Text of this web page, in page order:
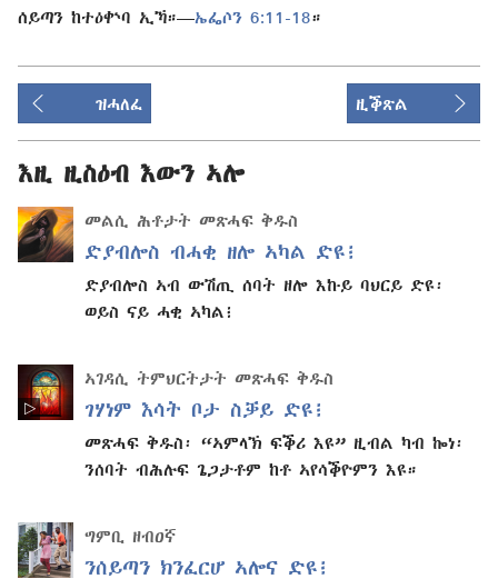
ሰይጣን ከተዕቍባ ኢኻ።—ኤፌሶን 6:11-18።
ዝሓለፈ ዚቕጽል
እዚ ዚስዕብ እውን ኣሎ
መልሲ ሕቶታት መጽሓፍ ቅዱስ
ድያብሎስ ብሓቂ ዘሎ ኣካል ድዩ፧
ድያብሎስ ኣብ ውሽጢ ሰባት ዘሎ እኩይ ባህርይ ድዩ፡
ወይስ ናይ ሓቂ ኣካል፧
ኣገዳሲ ትምህርትታት መጽሓፍ ቅዱስ
ገሃነም እሳት ቦታ ስቓይ ድዩ፧
መጽሓፍ ቅዱስ፡ “ኣምላኽ ፍቕሪ እዩ” ዚብል ካብ ኰነ፡
ንሰባት ብሕሉፍ ጌጋታቶም ከቶ ኣየሳቕዮምን እዩ።
ግምቢ ዘብዐኛ
ንሰይጣን ክንፈርሆ ኣሎና ድዩ፧